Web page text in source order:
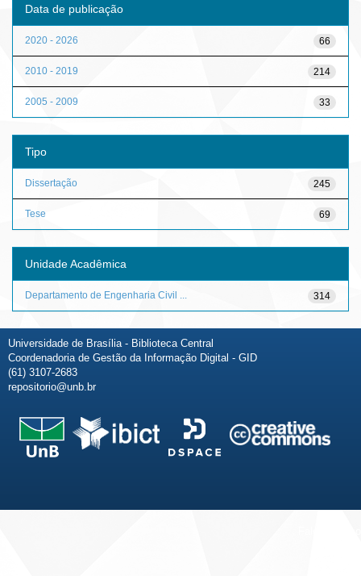
Data de publicação
66
2020 - 2026
214
2010 - 2019
33
2005 - 2009
Tipo
245
Dissertação
69
Tese
Unidade Acadêmica
314
Departamento de Engenharia Civil ...
Universidade de Brasília - Biblioteca Central
Coordenadoria de Gestão da Informação Digital - GID
(61) 3107-2683
repositorio@unb.br